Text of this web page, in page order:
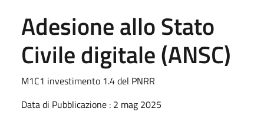
Adesione allo Stato
Civile digitale (ANSC)
M1C1 investimento 1.4 del PNRR
Data di Pubblicazione : 2 mag 2025